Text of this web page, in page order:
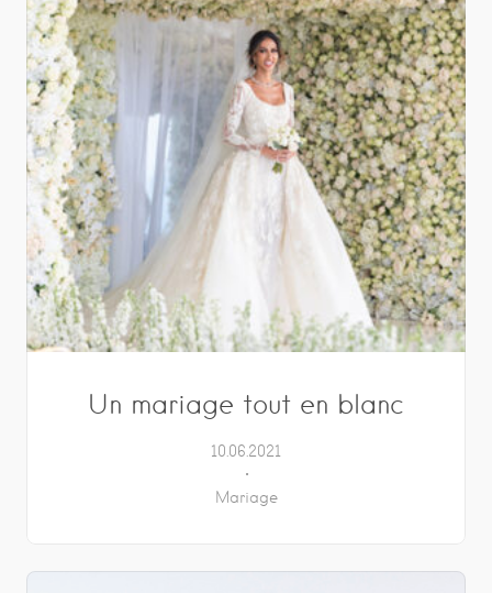
Un mariage tout en blanc
10.06.2021
Mariage